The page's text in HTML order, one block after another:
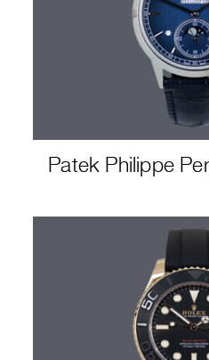
Patek Philippe